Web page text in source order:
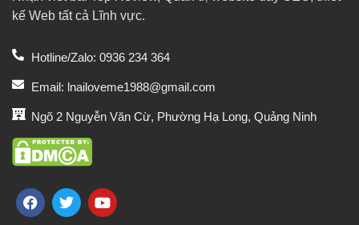
kế Web tất cả Lĩnh vực.
Hotline/Zalo: 0936 234 364
Email: lnailoveme1988@gmail.com
Ngõ 2 Nguyễn Văn Cừ, Phường Hạ Long, Quảng Ninh